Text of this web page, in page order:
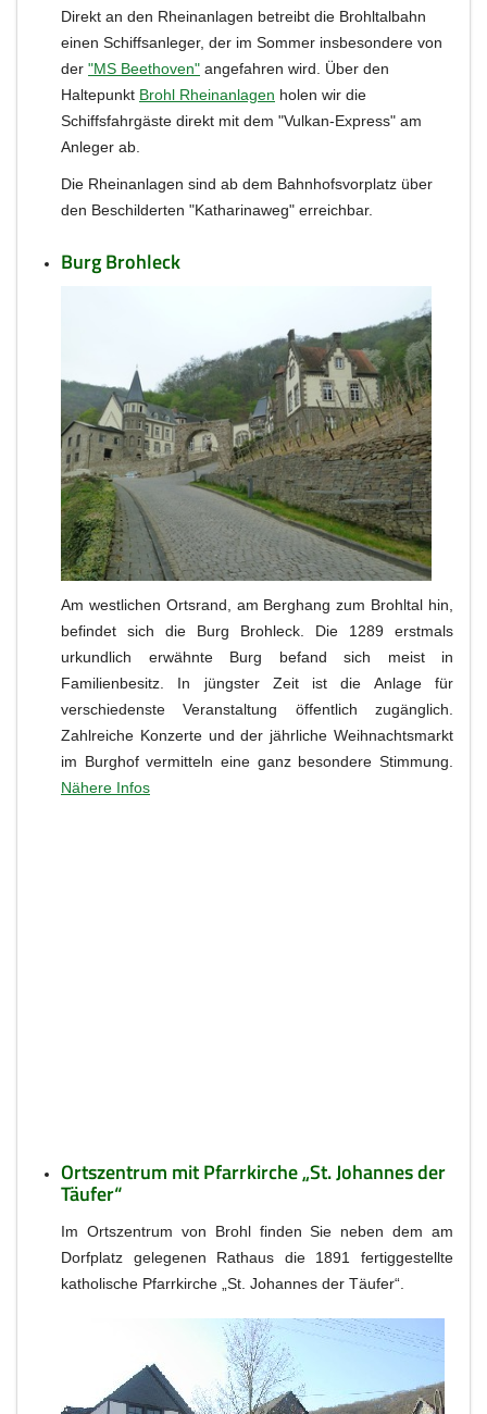
Direkt an den Rheinanlagen betreibt die Brohltalbahn
einen Schiffsanleger, der im Sommer insbesondere von
der "MS Beethoven" angefahren wird. Über den
Haltepunkt Brohl Rheinanlagen holen wir die
Schiffsfahrgäste direkt mit dem "Vulkan-Express" am
Anleger ab.
Die Rheinanlagen sind ab dem Bahnhofsvorplatz über
den Beschilderten "Katharinaweg" erreichbar.
Burg Brohleck
Am westlichen Ortsrand, am Berghang zum Brohltal hin,
befindet sich die Burg Brohleck. Die 1289 erstmals
urkundlich erwähnte Burg befand sich meist in
Familienbesitz. In jüngster Zeit ist die Anlage für
verschiedenste Veranstaltung öffentlich zugänglich.
Zahlreiche Konzerte und der jährliche Weihnachtsmarkt
im Burghof vermitteln eine ganz besondere Stimmung.
Nähere Infos
Ortszentrum mit Pfarrkirche „St. Johannes der
Täufer“
Im Ortszentrum von Brohl finden Sie neben dem am
Dorfplatz gelegenen Rathaus die 1891 fertiggestellte
katholische Pfarrkirche „St. Johannes der Täufer“.